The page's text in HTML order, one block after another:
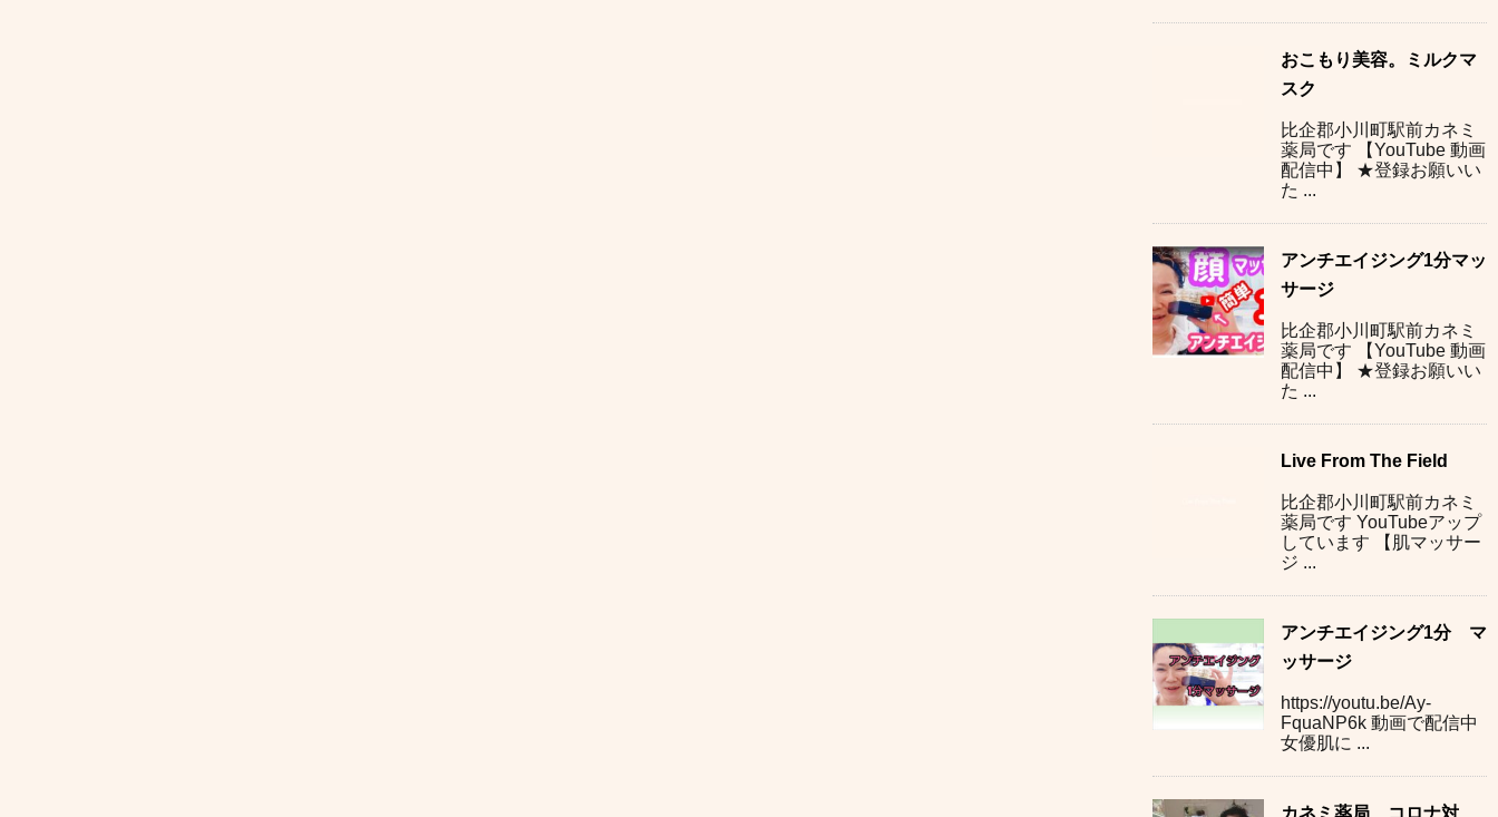
おこもり美容。ミルクマ
スク
比企郡小川町駅前カネミ
薬局です 【YouTube 動画
配信中】 ★登録お願いい
た ...
アンチエイジング1分マッ
サージ
比企郡小川町駅前カネミ
薬局です 【YouTube 動画
配信中】 ★登録お願いい
た ...
Live From The Field
比企郡小川町駅前カネミ
薬局です YouTubeアップ
しています 【肌マッサー
ジ ...
アンチエイジング1分 マ
ッサージ
https://youtu.be/Ay-
FquaNP6k 動画で配信中
女優肌に ...
カネミ薬局 コロナ対